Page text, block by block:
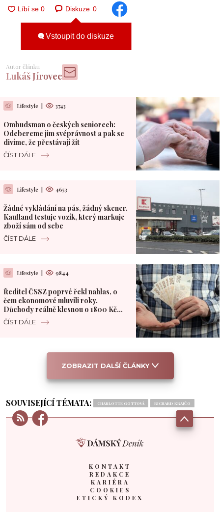
Diskuze 0
Vstoupit do diskuze
Autor článku
Lukáš Jírovec
Lifestyle 3743
Ombudsman o českých seniorech:
Odebereme jim svéprávnost a pak se
divíme, že přestávají žít
ČÍST DÁLE
Lifestyle 4653
Žádné vykládání na pás, žádný skener.
Kaufland testuje vozík, který markuje
zboží sám od sebe
ČÍST DÁLE
Lifestyle 9844
Ředitel ČSSZ poprvé řekl nahlas, o
čem ekonomové mluvili roky.
Důchody reálně klesnou o 1800 Kč
měsíčně
ČÍST DÁLE
ZOBRAZIT DALŠÍ ČLÁNKY
SOUVISEJÍCÍ TÉMATA: CHARLOTTE GOTTOVÁ RICHARD KRAJČO
KONTAKT
REDAKCE
KARIÉRA
COOKIES
ETICKÝ KODEX